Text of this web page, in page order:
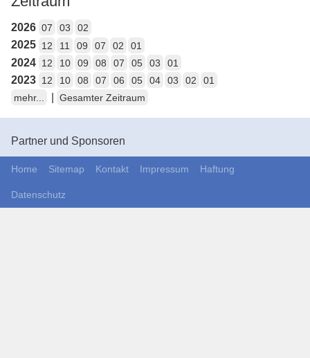
2026 07 03 02
2025 12 11 09 07 02 01
2024 12 10 09 08 07 05 03 01
2023 12 10 08 07 06 05 04 03 02
01
mehr...
Gesamter Zeitraum
Partner und Sponsoren
Home Sitemap Kontakt Impressum Haftung
Datenschutz